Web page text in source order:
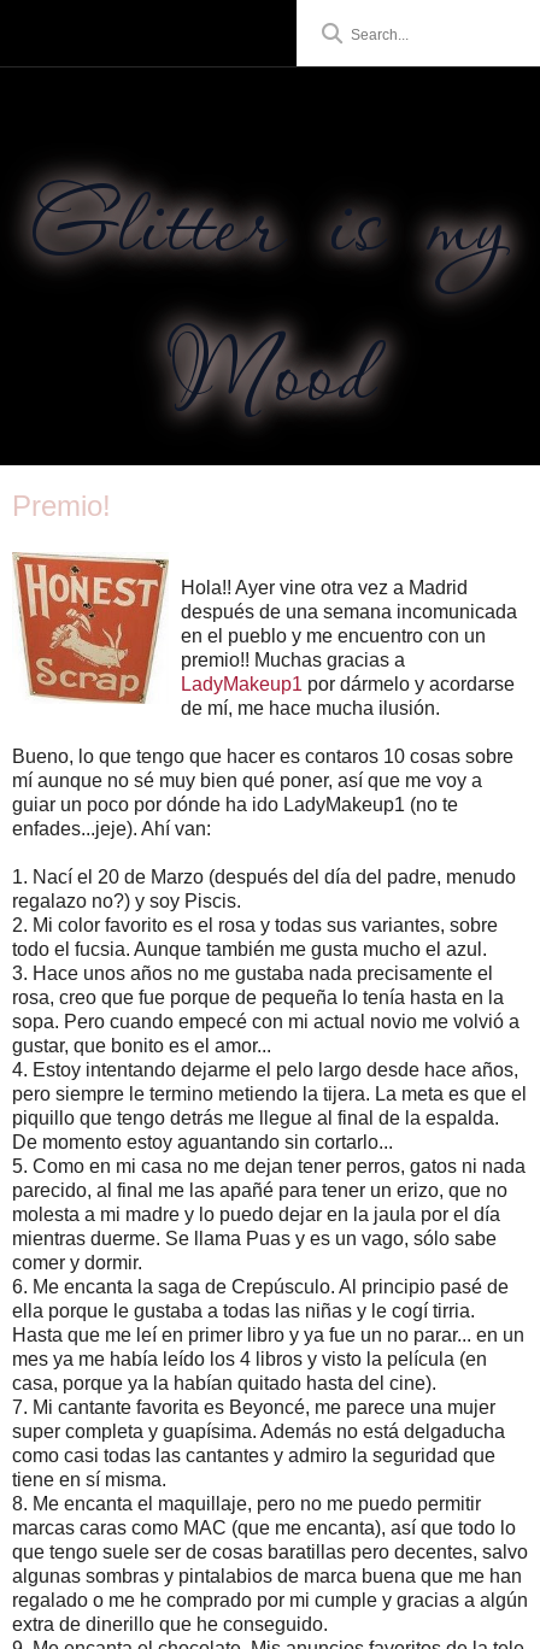
Glitter is my
Mood
Premio!
Hola!! Ayer vine otra vez a Madrid
después de una semana incomunicada
en el pueblo y me encuentro con un
premio!! Muchas gracias a
LadyMakeup1 por dármelo y acordarse
de mí, me hace mucha ilusión.
Bueno, lo que tengo que hacer es contaros 10 cosas sobre
mí aunque no sé muy bien qué poner, así que me voy a
guiar un poco por dónde ha ido LadyMakeup1 (no te
enfades...jeje). Ahí van:
1. Nací el 20 de Marzo (después del día del padre, menudo
regalazo no?) y soy Piscis.
2. Mi color favorito es el rosa y todas sus variantes, sobre
todo el fucsia. Aunque también me gusta mucho el azul.
3. Hace unos años no me gustaba nada precisamente el
rosa, creo que fue porque de pequeña lo tenía hasta en la
sopa. Pero cuando empecé con mi actual novio me volvió a
gustar, que bonito es el amor...
4. Estoy intentando dejarme el pelo largo desde hace años,
pero siempre le termino metiendo la tijera. La meta es que el
piquillo que tengo detrás me llegue al final de la espalda.
De momento estoy aguantando sin cortarlo...
5. Como en mi casa no me dejan tener perros, gatos ni nada
parecido, al final me las apañé para tener un erizo, que no
molesta a mi madre y lo puedo dejar en la jaula por el día
mientras duerme. Se llama Puas y es un vago, sólo sabe
comer y dormir.
6. Me encanta la saga de Crepúsculo. Al principio pasé de
ella porque le gustaba a todas las niñas y le cogí tirria.
Hasta que me leí en primer libro y ya fue un no parar... en un
mes ya me había leído los 4 libros y visto la película (en
casa, porque ya la habían quitado hasta del cine).
7. Mi cantante favorita es Beyoncé, me parece una mujer
super completa y guapísima. Además no está delgaducha
como casi todas las cantantes y admiro la seguridad que
tiene en sí misma.
8. Me encanta el maquillaje, pero no me puedo permitir
marcas caras como MAC (que me encanta), así que todo lo
que tengo suele ser de cosas baratillas pero decentes, salvo
algunas sombras y pintalabios de marca buena que me han
regalado o me he comprado por mi cumple y gracias a algún
extra de dinerillo que he conseguido.